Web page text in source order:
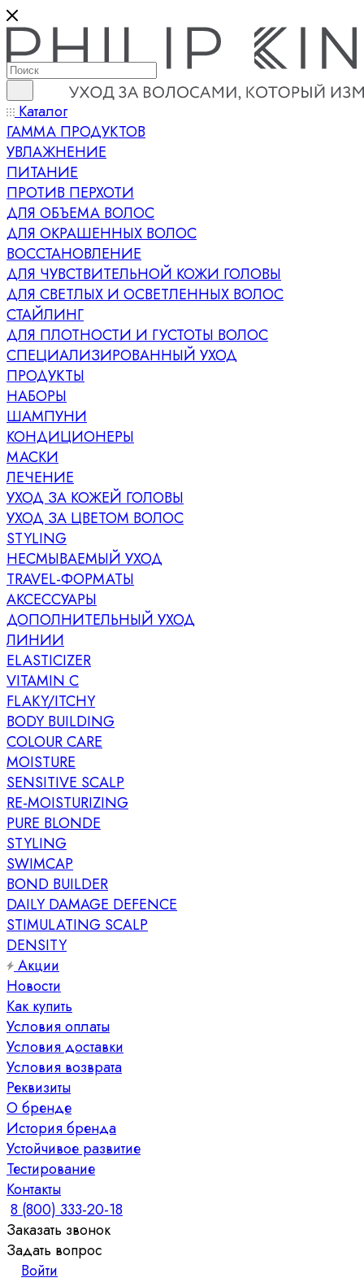
Каталог
ГАММА ПРОДУКТОВ
УВЛАЖНЕНИЕ
ПИТАНИЕ
ПРОТИВ ПЕРХОТИ
ДЛЯ ОБЪЕМА ВОЛОС
ДЛЯ ОКРАШЕННЫХ ВОЛОС
ВОССТАНОВЛЕНИЕ
ДЛЯ ЧУВСТВИТЕЛЬНОЙ КОЖИ ГОЛОВЫ
ДЛЯ СВЕТЛЫХ И ОСВЕТЛЕННЫХ ВОЛОС
СТАЙЛИНГ
ДЛЯ ПЛОТНОСТИ И ГУСТОТЫ ВОЛОС
СПЕЦИАЛИЗИРОВАННЫЙ УХОД
ПРОДУКТЫ
НАБОРЫ
ШАМПУНИ
КОНДИЦИОНЕРЫ
МАСКИ
ЛЕЧЕНИЕ
УХОД ЗА КОЖЕЙ ГОЛОВЫ
УХОД ЗА ЦВЕТОМ ВОЛОС
STYLING
НЕСМЫВАЕМЫЙ УХОД
TRAVEL-ФОРМАТЫ
АКСЕССУАРЫ
ДОПОЛНИТЕЛЬНЫЙ УХОД
ЛИНИИ
ELASTICIZER
VITAMIN C
FLAKY/ITCHY
BODY BUILDING
COLOUR CARE
MOISTURE
SENSITIVE SCALP
RE-MOISTURIZING
PURE BLONDE
STYLING
SWIMCAP
BOND BUILDER
DAILY DAMAGE DEFENCE
STIMULATING SCALP
DENSITY
Акции
Новости
Как купить
Условия оплаты
Условия доставки
Условия возврата
Реквизиты
О бренде
История бренда
Устойчивое развитие
Тестирование
Контакты
8 (800) 333-20-18
Заказать звонок
Задать вопрос
Войти